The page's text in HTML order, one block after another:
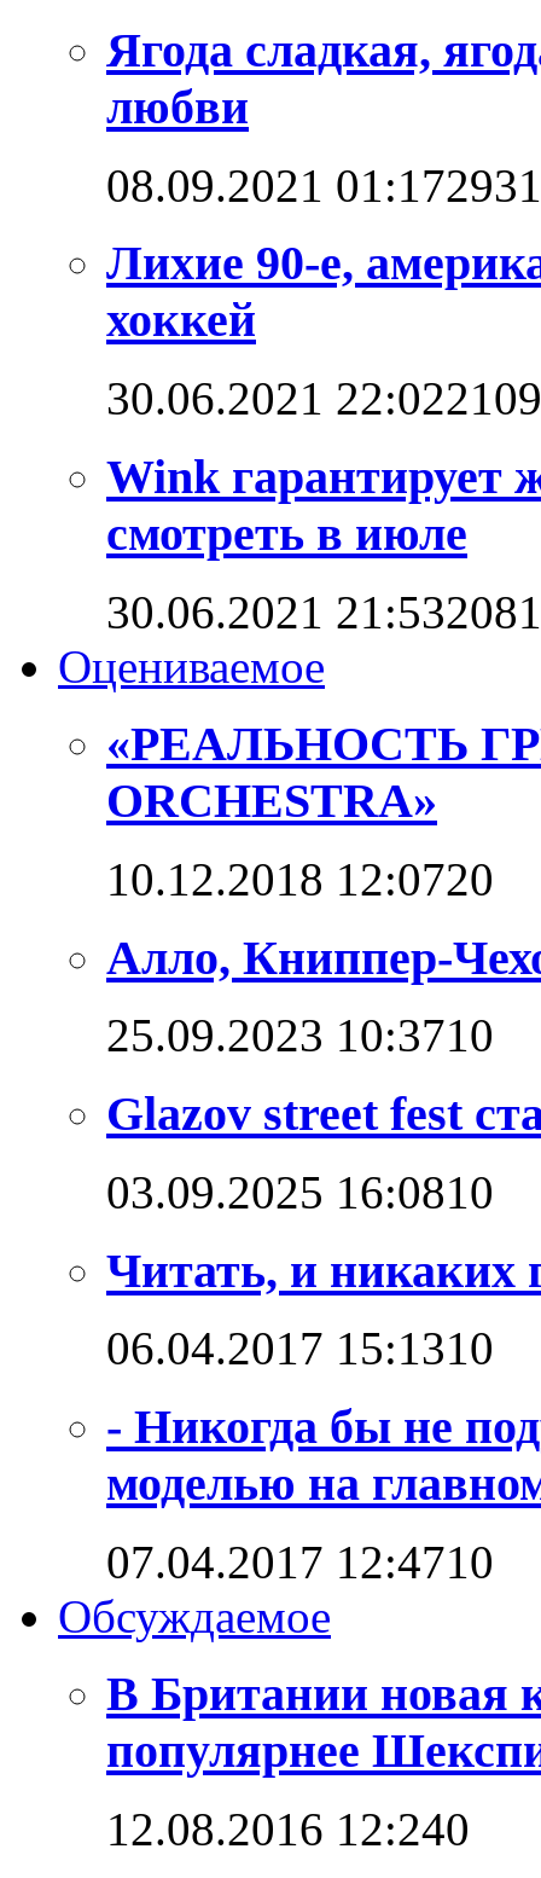
Ягода сладкая,
любви
08.09.2021 01:17
Лихие 90-е,
хоккей
30.06.2021 22:02
Wink
смотреть в июле
30.06.2021 21:53
Оцениваемое
«РЕАЛЬНОСТЬ
ORCHESTRA»
10.12.2018 12:0720
Алло, Книппер-
25.09.2023 10:3710
Glazov street fest
03.09.2025 16:0810
Читать, и никаких
06.04.2017 15:1310
- Никогда бы не
моделью на
07.04.2017 12:4710
Обсуждаемое
В Британии новая
популярнее
12.08.2016 12:240